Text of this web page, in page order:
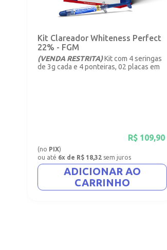
Kit Clareador Whiteness Perfect
22% - FGM
(VENDA RESTRITA)Kit com 4 seringas
de 3g cada e 4 ponteiras, 02 placas em
R$ 109,90
(no PIX)
ou até 6x de R$ 18,32 sem juros
ADICIONAR AO
CARRINHO